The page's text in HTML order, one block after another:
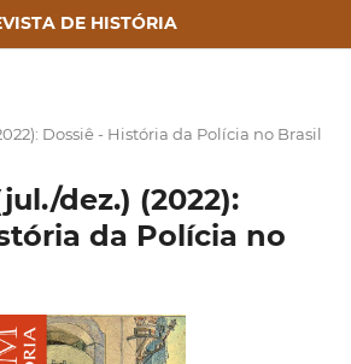
DE HISTÓRIA
Dossiê - História da Polícia no Brasil
dez.) (2022):
da Polícia no